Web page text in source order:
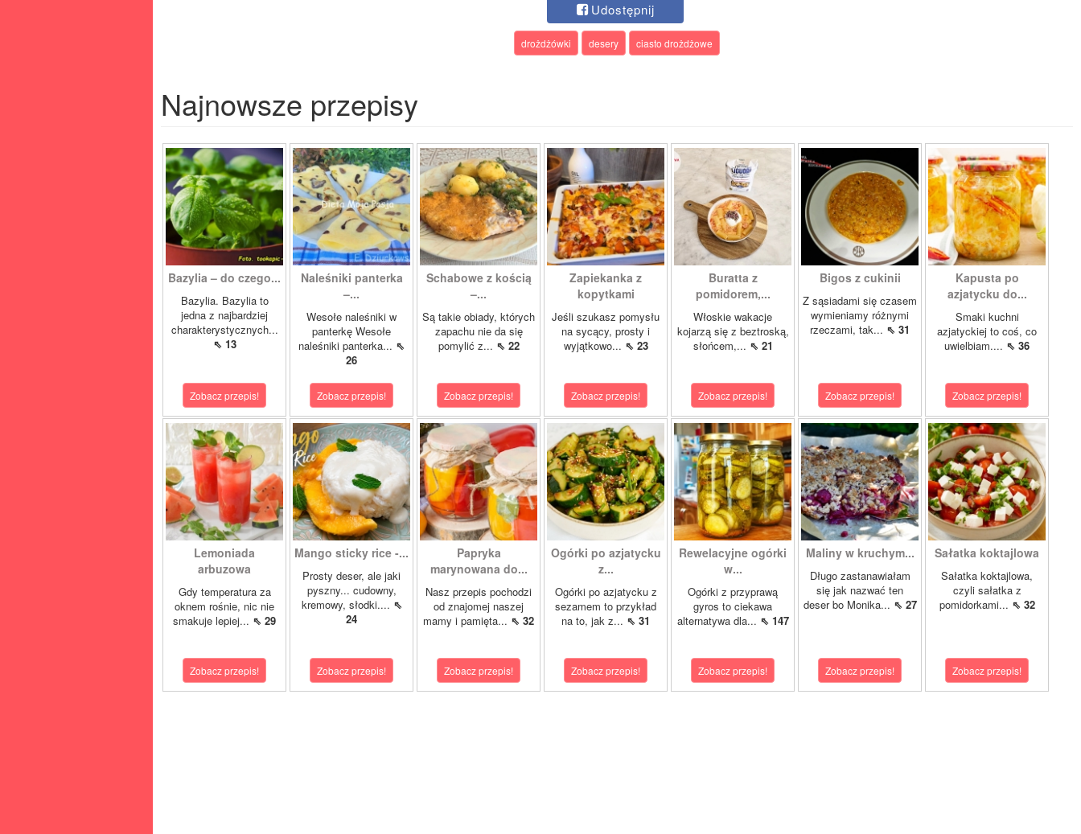
Udostępnij
drożdżówki desery ciasto drożdżowe
Najnowsze przepisy
Bazylia – do czego...
Bazylia. Bazylia to
jedna z najbardziej
charakterystycznych...
⇖ 13
Zobacz przepis!
Naleśniki panterka
–...
Wesołe naleśniki w
panterkę Wesołe
naleśniki panterka... ⇖
26
Zobacz przepis!
Schabowe z kością
–...
Są takie obiady, których
zapachu nie da się
pomylić z... ⇖ 22
Zobacz przepis!
Zapiekanka z
kopytkami
Jeśli szukasz pomysłu
na sycący, prosty i
wyjątkowo... ⇖ 23
Zobacz przepis!
Buratta z
pomidorem,...
Włoskie wakacje
kojarzą się z beztroską,
słońcem,... ⇖ 21
Zobacz przepis!
Bigos z cukinii
Z sąsiadami się czasem
wymieniamy różnymi
rzeczami, tak... ⇖ 31
Zobacz przepis!
Kapusta po
azjatycku do...
Smaki kuchni
azjatyckiej to coś, co
uwielbiam.... ⇖ 36
Zobacz przepis!
Lemoniada
arbuzowa
Gdy temperatura za
oknem rośnie, nic nie
smakuje lepiej... ⇖ 29
Zobacz przepis!
Mango sticky rice -...
Prosty deser, ale jaki
pyszny... cudowny,
kremowy, słodki.... ⇖
24
Zobacz przepis!
Papryka
marynowana do...
Nasz przepis pochodzi
od znajomej naszej
mamy i pamięta... ⇖ 32
Zobacz przepis!
Ogórki po azjatycku
z...
Ogórki po azjatycku z
sezamem to przykład
na to, jak z... ⇖ 31
Zobacz przepis!
Rewelacyjne ogórki
w...
Ogórki z przyprawą
gyros to ciekawa
alternatywa dla... ⇖ 147
Zobacz przepis!
Maliny w kruchym...
Długo zastanawiałam
się jak nazwać ten
deser bo Monika... ⇖ 27
Zobacz przepis!
Sałatka koktajlowa
Sałatka koktajlowa,
czyli sałatka z
pomidorkami... ⇖ 32
Zobacz przepis!